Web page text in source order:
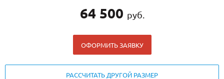
64 500 руб.
ОФОРМИТЬ ЗАЯВКУ
РАССЧИТАТЬ ДРУГОЙ РАЗМЕР